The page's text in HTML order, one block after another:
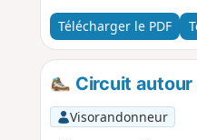
Télécharger le PDF
Circuit
Visorandonneur